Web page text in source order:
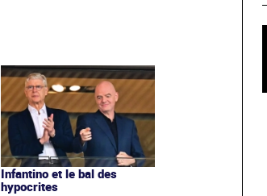
Infantino et le bal des
hypocrites